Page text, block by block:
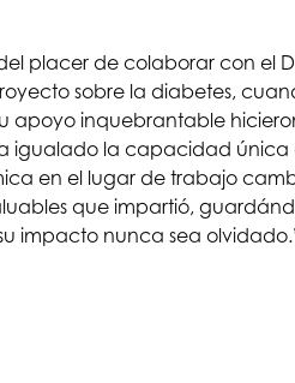
placer de colaborar con el
sobre la diabetes,
apoyo inquebrantable
igualado la capacidad única
en el lugar de trabajo
que impartió,
impacto nunca sea